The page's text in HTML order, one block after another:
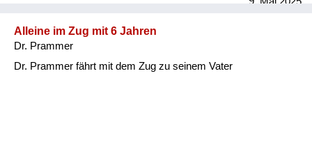
Alleine im Zug mit 6 Jahren
Dr. Prammer
Dr. Prammer fährt mit dem Zug zu seinem Vater